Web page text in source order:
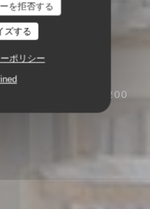
を拒否する
ズする
ポリシー
DES ARÈNES 13200